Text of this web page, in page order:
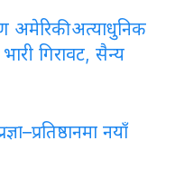
अमेरिकी अत्याधुनिक
भारी गिरावट, सैन्य
नयाँ